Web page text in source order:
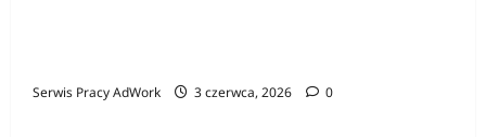
Serwis Pracy AdWork 3 czerwca, 2026 0